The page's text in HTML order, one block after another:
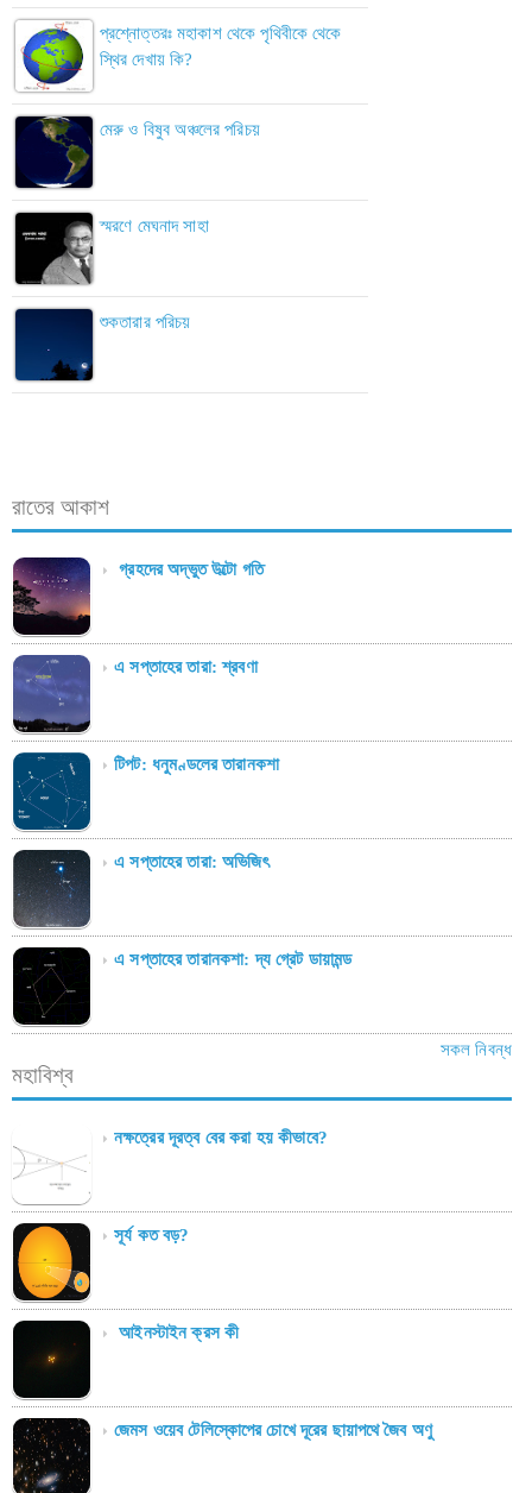
প্রশ্নোত্তরঃ মহাকাশ থেকে পৃথিবীকে থেকে
স্থির দেখায় কি?
মেরু ও বিষুব অঞ্চলের পরিচয়
স্মরণে মেঘনাদ সাহা
শুকতারার পরিচয়
রাতের আকাশ
গ্রহদের অদ্ভুত উল্টো গতি
এ সপ্তাহের তারা: শ্রবণা
টিপট: ধনুমণ্ডলের তারানকশা
এ সপ্তাহের তারা: অভিজিৎ
এ সপ্তাহের তারানকশা: দ্য গ্রেট ডায়ামন্ড
সকল নিবন্ধ
মহাবিশ্ব
নক্ষত্রের দূরত্ব বের করা হয় কীভাবে?
সূর্য কত বড়?
আইনস্টাইন ক্রস কী
জেমস ওয়েব টেলিস্কোপের চোখে দূরের ছায়াপথে জৈব অণু